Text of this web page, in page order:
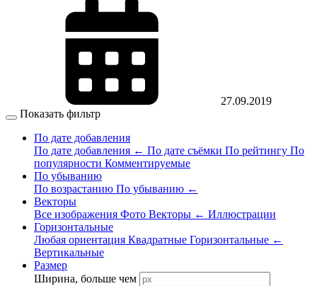
27.09.2019
Показать фильтр
По дате добавления
По дате добавления ← По дате съёмки По рейтингу По
популярности Комментируемые
По убыванию
По возрастанию По убыванию ←
Векторы
Все изображения Фото Векторы ← Иллюстрации
Горизонтальные
Любая ориентация Квадратные Горизонтальные ←
Вертикальные
Размер
Ширина, больше чем